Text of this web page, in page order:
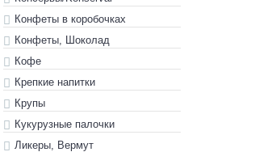
Конфеты в кoробочках
Конфеты, Шоколад
Кофе
Крепкие напитки
Крупы
Кукурузные палочки
Ликеры, Вермут